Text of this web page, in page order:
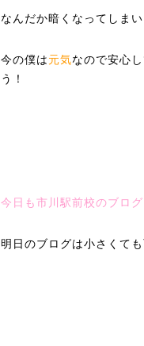
なんだか暗くなってしま
今の僕は元気なので安心
う！
今日も市川駅前校のブロ
明日のブログは小さくて